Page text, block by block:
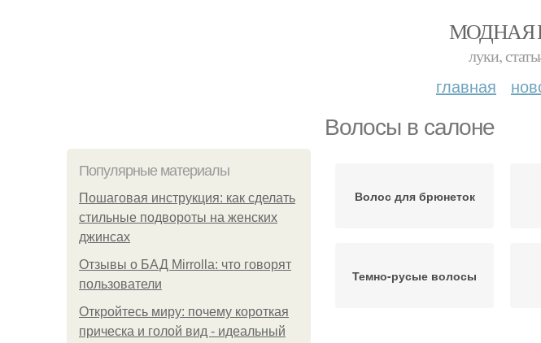
МОДНАЯ
луки,
главная
Волосы в салоне
Популярные материалы
Пошаговая инструкция: как сделать
стильные подвороты на женских
джинсах
Отзывы о БАД Mirrolla: что говорят
пользователи
Откройтесь миру: почему короткая
прическа и голой вид - идеальный
Волос для брюнеток
Темно-русые волосы